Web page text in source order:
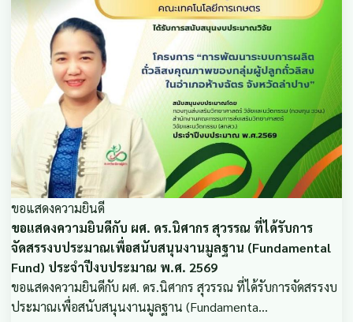
ขอแสดงความยินดี
ขอแสดงความยินดีกับ ผศ. ดร.นิศากร สุวรรณ ที่ได้รับการ
จัดสรรงบประมาณเพื่อสนับสนุนงานมูลฐาน (Fundamental
Fund) ประจำปีงบประมาณ พ.ศ. 2569
ขอแสดงความยินดีกับ ผศ. ดร.นิศากร สุวรรณ ที่ได้รับการจัดสรรงบ
ประมาณเพื่อสนับสนุนงานมูลฐาน (Fundamenta…